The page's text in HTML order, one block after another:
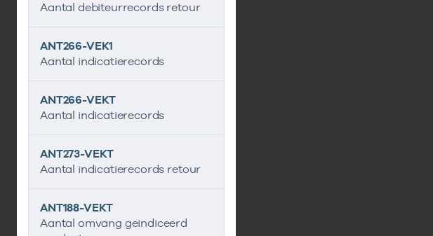
Aantal debiteurrecords retour
ANT266-VEK1
Aantal indicatierecords
ANT266-VEKT
Aantal indicatierecords
ANT273-VEKT
Aantal indicatierecords retour
ANT188-VEKT
Aantal omvang geindiceerd